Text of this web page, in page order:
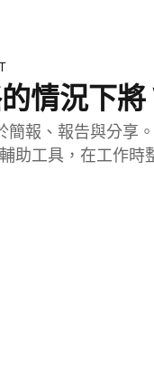
情況下
報、報告與分享
助工具，在工作時